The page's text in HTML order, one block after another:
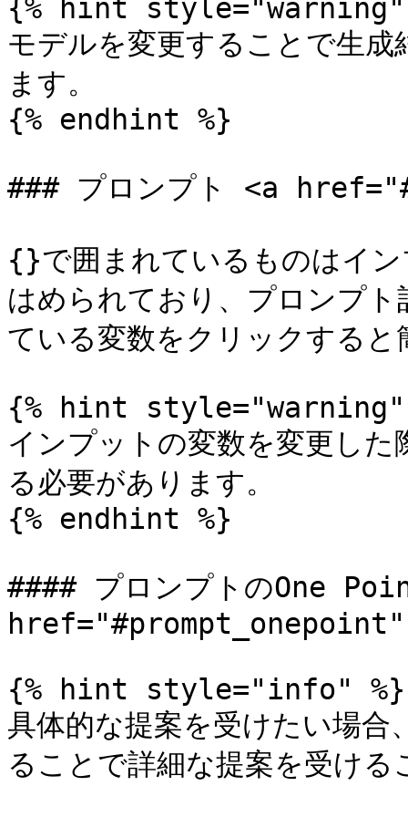
{% hint style="warning"
モデルを変更することで生
ます。
{% endhint %}
### プロンプト <a
{}で囲まれているものはイ
はめられており、プロンプ
ている変数をクリックする
{% hint style="warning"
インプットの変数を変更し
る必要があります。
{% endhint %}
#### プロンプトのOne
{% hint style="info" %}
具体的な提案を受けたい場
ることで詳細な提案を受ける